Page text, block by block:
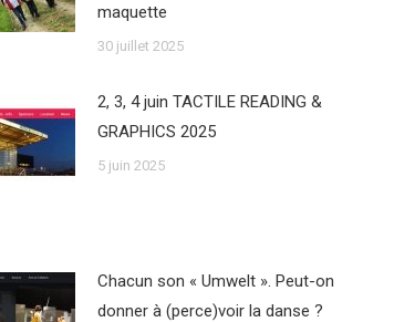
maquette
30 juillet 2025
2, 3, 4 juin TACTILE READING &
GRAPHICS 2025
5 juin 2025
Chacun son « Umwelt ». Peut-on
donner à (perce)voir la danse ?